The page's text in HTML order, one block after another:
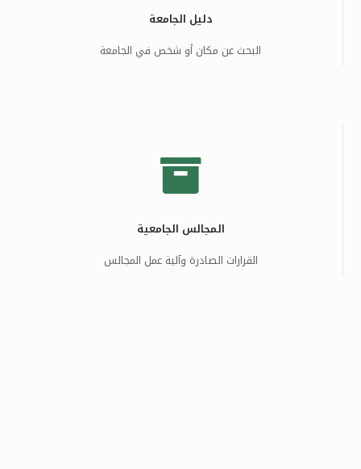
دليل الجامعة
البحث عن مكان أو شخص في الجامعة
المجالس الجامعية
القرارات الصادرة وآلية عمل المجالس